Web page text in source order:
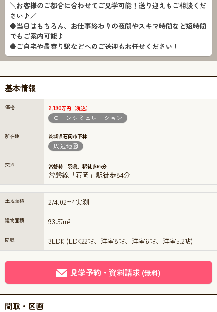
＼お客様のご都合に合わせてご見学可能！送り迎えもご相談くだ
さい♪／
◆当日はもちろん、お仕事終わりの夜間やスキマ時間など短時間
でもご案内可能♪
◆ご自宅や最寄り駅などへのご送迎もお任せください！
基本情報
価格 2,190万円（税込）
ローンシミュレーション
所在地 茨城県石岡市下林
周辺地図
交通 常磐線「羽鳥」駅徒歩65分
常磐線「石岡」駅徒歩84分
土地面積 274.02m² 実測
建物面積 93.57m²
間取 3LDK (LDK22帖、洋室8帖、洋室6帖、洋室5.2帖)
見学予約・資料請求 (無料)
間取・区画